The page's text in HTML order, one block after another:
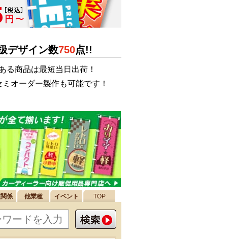
デザイン数750点!!
る商品は最短当日出荷！
オーダー製作も可能です！
係 他業種 イベント TOP